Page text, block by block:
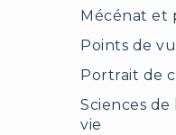
Mécénat et
Points de
Portrait de
Sciences
vie